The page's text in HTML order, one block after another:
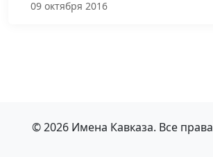
09 октября 2016
© 2026 Имена Кавказа. Все